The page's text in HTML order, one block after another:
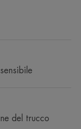
del trucco